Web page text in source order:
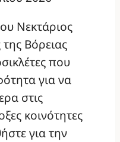
Νεκτάριος
Βόρειας
που
για να
στις
κοινότητες
για την